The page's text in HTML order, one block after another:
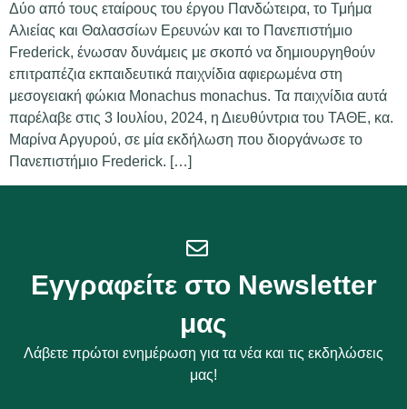
Δύο από τους εταίρους του έργου Πανδώτειρα, το Τμήμα
Αλιείας και Θαλασσίων Ερευνών και το Πανεπιστήμιο
Frederick, ένωσαν δυνάμεις με σκοπό να δημιουργηθούν
επιτραπέζια εκπαιδευτικά παιχνίδια αφιερωμένα στη
μεσογειακή φώκια Monachus monachus. Τα παιχνίδια αυτά
παρέλαβε στις 3 Ιουλίου, 2024, η Διευθύντρια του ΤΑΘΕ, κα.
Μαρίνα Αργυρού, σε μία εκδήλωση που διοργάνωσε το
Πανεπιστήμιο Frederick. […]
Εγγραφείτε στο Newsletter
μας
Λάβετε πρώτοι ενημέρωση για τα νέα και τις εκδηλώσεις
μας!